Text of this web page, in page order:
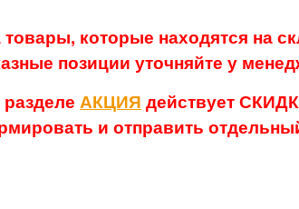
которые находятся на
позиции уточняйте у
АКЦИЯ действует
и отправить